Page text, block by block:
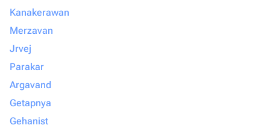
Kanakerawan
Merzavan
Jrvej
Parakar
Argavand
Getapnya
Gehanist